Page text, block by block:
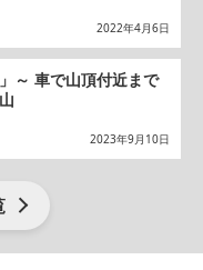
2022年4月6日
～ 車で山頂付近まで
2023年9月10日